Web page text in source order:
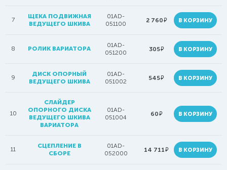
7
ЩЕКА ПОДВИЖНАЯ
ВЕДУЩЕГО ШКИВА
01AD-
051100
2 760руб. В КОРЗИНУ
8 РОЛИК ВАРИАТОРА
01AD-
051200
305руб. В КОРЗИНУ
9
ДИСК ОПОРНЫЙ
ВЕДУЩЕГО ШКИВА
01AD-
051002
545руб. В КОРЗИНУ
10
СЛАЙДЕР
ОПОРНОГО ДИСКА
ВЕДУЩЕГО ШКИВА
ВАРИАТОРА
01AD-
051004
60руб. В КОРЗИНУ
11
СЦЕПЛЕНИЕ В
СБОРЕ
01AD-
052000
14 711руб. В КОРЗИНУ